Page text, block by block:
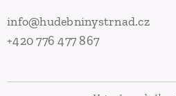
info@hudebninystrnad.cz
+420 776 477 867